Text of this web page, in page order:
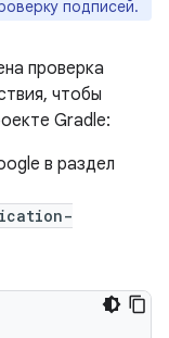
подписей.
проверка
чтобы
Gradle:
в раздел